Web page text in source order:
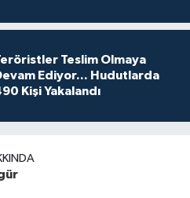
Teslim Olmaya
Ediyor... Hudutlarda
Kişi Yakalandı